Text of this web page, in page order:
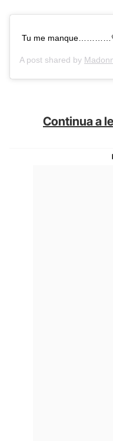
Tu me
A post shared by
Continua a